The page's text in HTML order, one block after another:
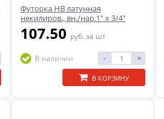
Футорка НВ латунная
некилиров., вн./нар.1" х 3/4"
107.50 руб. за шт
В наличии - +
В КОРЗИНУ